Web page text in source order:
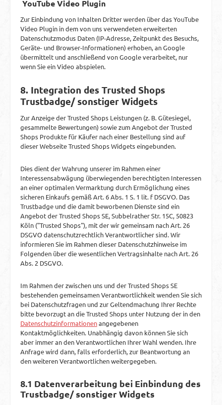
YouTube Video Plugin
Zur Einbindung von Inhalten Dritter werden über das YouTube
Video Plugin in dem von uns verwendeten erweiterten
Datenschutzmodus Daten (IP-Adresse, Zeitpunkt des Besuchs,
Geräte- und Browser-Informationen) erhoben, an Google
übermittelt und anschließend von Google verarbeitet, nur
wenn Sie ein Video abspielen.
8. Integration des Trusted Shops
Trustbadge/ sonstiger Widgets
Zur Anzeige der Trusted Shops Leistungen (z. B. Gütesiegel,
gesammelte Bewertungen) sowie zum Angebot der Trusted
Shops Produkte für Käufer nach einer Bestellung sind auf
dieser Webseite Trusted Shops Widgets eingebunden.
Dies dient der Wahrung unserer im Rahmen einer
Interessensabwägung überwiegenden berechtigten Interessen
an einer optimalen Vermarktung durch Ermöglichung eines
sicheren Einkaufs gemäß Art. 6 Abs. 1 S. 1 lit. f DSGVO. Das
Trustbadge und die damit beworbenen Dienste sind ein
Angebot der Trusted Shops SE, Subbelrather Str. 15C, 50823
Köln ("Trusted Shops"), mit der wir gemeinsam nach Art. 26
DSGVO datenschutzrechtlich Verantwortlicher sind. Wir
informieren Sie im Rahmen dieser Datenschutzhinweise im
Folgenden über die wesentlichen Vertragsinhalte nach Art. 26
Abs. 2 DSGVO.
Im Rahmen der zwischen uns und der Trusted Shops SE
bestehenden gemeinsamen Verantwortlichkeit wenden Sie sich
bei Datenschutzfragen und zur Geltendmachung Ihrer Rechte
bitte bevorzugt an die Trusted Shops unter Nutzung der in den
Datenschutzinformationenangegebenen
Kontaktmöglichkeiten. Unabhängig davon können Sie sich
aber immer an den Verantwortlichen Ihrer Wahl wenden. Ihre
Anfrage wird dann, falls erforderlich, zur Beantwortung an
den weiteren Verantwortlichen weitergegeben.
8.1 Datenverarbeitung bei Einbindung des
Trustbadge/ sonstiger Widgets